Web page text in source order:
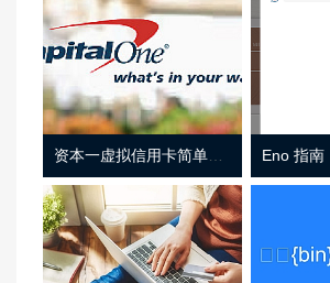
资本一虚拟信用卡简单介绍